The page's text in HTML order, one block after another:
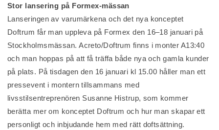
Stor lansering på Formex-mässan
Lanseringen av varumärkena och det nya konceptet
Doftrum får man uppleva på Formex den 16–18 januari på
Stockholmsmässan. Acreto/Doftrum finns i monter A13:40
och man hoppas på att få träffa både nya och gamla kunder
på plats. På tisdagen den 16 januari kl 15.00 håller man ett
pressevent i montern tillsammans med
livsstilsentreprenören Susanne Histrup, som kommer
berätta mer om konceptet Doftrum och hur man skapar ett
personligt och inbjudande hem med rätt doftsättning.